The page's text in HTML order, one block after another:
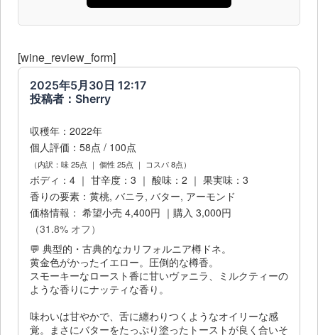
[wine_review_form]
2025年5月30日 12:17
投稿者：Sherry
収穫年：2022年
個人評価：58点 / 100点
（内訳：味 25点 ｜ 個性 25点 ｜ コスパ 8点）
ボディ：4 ｜ 甘辛度：3 ｜ 酸味：2 ｜ 果実味：3
香りの要素：黄桃, バニラ, バター, アーモンド
価格情報： 希望小売 4,400円 ｜購入 3,000円
（31.8% オフ）
💬 典型的・古典的なカリフォルニア樽ドネ。
黄金色がかったイエロー。圧倒的な樽香。
スモーキーなロースト香に甘いヴァニラ、ミルクティーの
ような香りにナッティな香り。
味わいは甘やかで、舌に纏わりつくようなオイリーな感
覚。まさにバターをたっぷり塗ったトーストが良く合いそ